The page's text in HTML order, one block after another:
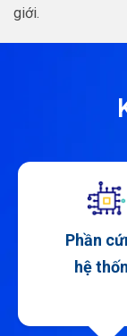
giới.
Phần
hệ